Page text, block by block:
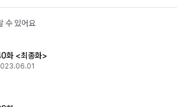
수 있어요
화 <최종화>